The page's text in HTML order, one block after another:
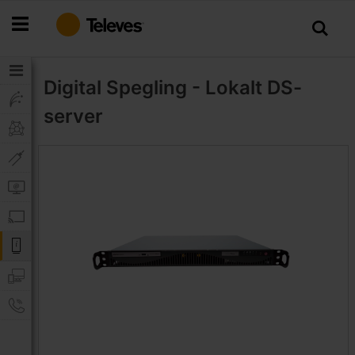
till
Digital Spegling - Lokalt DS-
server